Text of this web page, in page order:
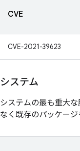
CVE
CVE-2021-39623
システム
システムの最も重大
なく既存のパッケージ